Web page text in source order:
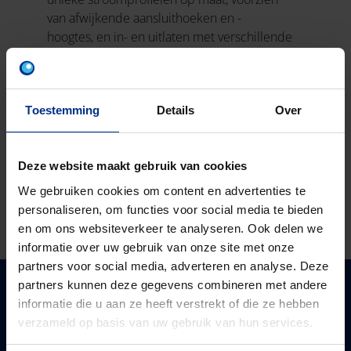
Toestemming Details Over
Deze website maakt gebruik van cookies
We gebruiken cookies om content en advertenties te
personaliseren, om functies voor social media te bieden
en om ons websiteverkeer te analyseren. Ook delen we
informatie over uw gebruik van onze site met onze
partners voor social media, adverteren en analyse. Deze
partners kunnen deze gegevens combineren met andere
informatie die u aan ze heeft verstrekt of die ze hebben
verzameld op basis van uw gebruik van hun services.
van afwijkende aansluithoeken en -
hoogtes, en in- en uitlaten met verschillende
kunnen wij met deze technologie wél
uitvoeren.
hoe complex ook, een inspectieput met
WIJ KUNNEN VOOR ELKE